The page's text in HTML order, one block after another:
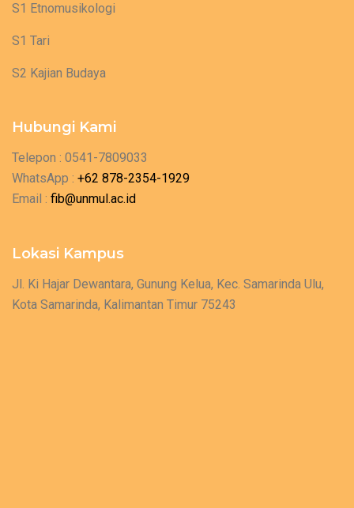
S1 Etnomusikologi
S1 Tari
S2 Kajian Budaya
Hubungi Kami
Telepon : 0541-7809033
WhatsApp : +62 878-2354-1929
Email : fib@unmul.ac.id
Lokasi Kampus
Jl. Ki Hajar Dewantara, Gunung Kelua, Kec. Samarinda Ulu,
Kota Samarinda, Kalimantan Timur 75243